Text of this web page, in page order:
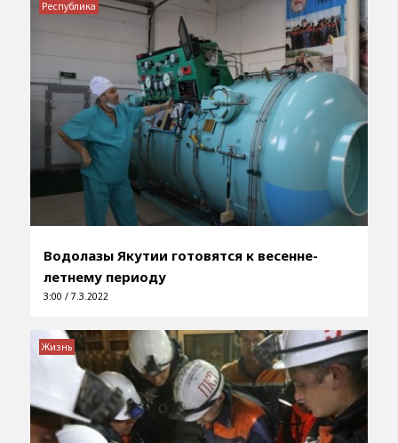
Водолазы Якутии готовятся к весенне-
летнему периоду
3:00 / 7.3.2022
Республика
Жизнь